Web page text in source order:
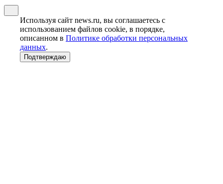
Используя сайт news.ru, вы соглашаетесь с
использованием файлов cookie, в порядке,
описанном в Политике обработки персональных
данных.
Подтверждаю